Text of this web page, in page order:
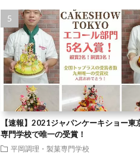
【速報】2021ジャパンケーキショー
専門学校で唯一の受賞！
平岡調理・製菓専門学校